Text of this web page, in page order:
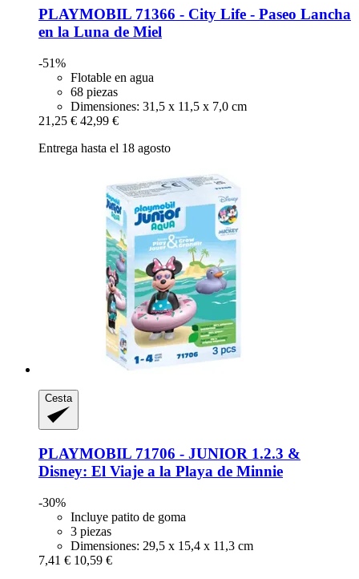
PLAYMOBIL 71366 -​ City Life -​ Paseo Lancha
en la Luna de Miel
-51%
Flotable en agua
68 piezas
Dimensiones: 31,5 x 11,5 x 7,0 cm
21,25 € 42,99 €
Entrega hasta el 18 agosto
Cesta
PLAYMOBIL 71706 -​ JUNIOR 1.2.3 &
Disney: El Viaje a la Playa de Minnie
-30%
Incluye patito de goma
3 piezas
Dimensiones: 29,5 x 15,4 x 11,3 cm
7,41 € 10,59 €